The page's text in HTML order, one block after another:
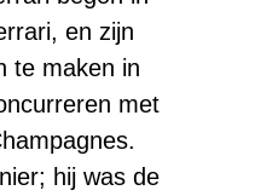
en zijn
te maken in
met
hij was de